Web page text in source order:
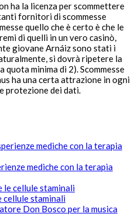
ha la licenza per scommettere
fornitori di scommesse
quello che è certo è che le
di quelli in un vero casinò,
giovane Arnáiz sono stati i
si dovrà ripetere la
quota minima di 2). Scommesse
ha una certa attrazione in ogni
protezione dei dati.
mediche con la terapia
cellule staminali